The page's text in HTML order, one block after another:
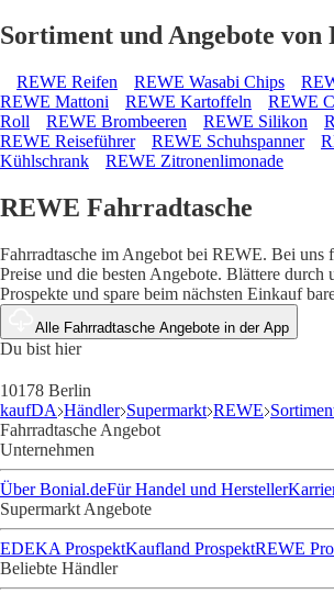
Sortiment und Angebote von
REWE Reifen REWE Wasabi Chips
REWE Mattoni
REWE Kartoffeln REWE
Roll
REWE Brombeeren REWE Silikon
REWE Reiseführer
REWE Schuhspanner
Kühlschrank
REWE Zitronenlimonade
REWE Fahrradtasche
Fahrradtasche im Angebot bei REWE. Bei uns
Preise und die besten Angebote. Blättere durch
Prospekte und spare beim nächsten Einkauf
Alle Fahrradtasche Angebote in der App
Du bist hier
10178 Berlin
kaufDA Händler Supermarkt REWE
Fahrradtasche Angebot
Unternehmen
Über Bonial.deFür Handel und Hersteller
Supermarkt Angebote
EDEKA ProspektKaufland ProspektREWE
Beliebte Händler